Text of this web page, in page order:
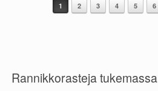
Post navigation
1 2 3 4 5 6
Rannikkorasteja tukemassa